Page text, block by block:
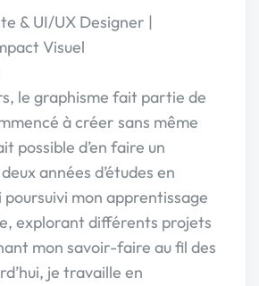
& UI/UX Designer |
Visuel
le graphisme fait partie de
à créer sans même
possible d’en faire un
années d’études en
poursuivi mon apprentissage
explorant différents projets
mon savoir-faire au fil des
je travaille en